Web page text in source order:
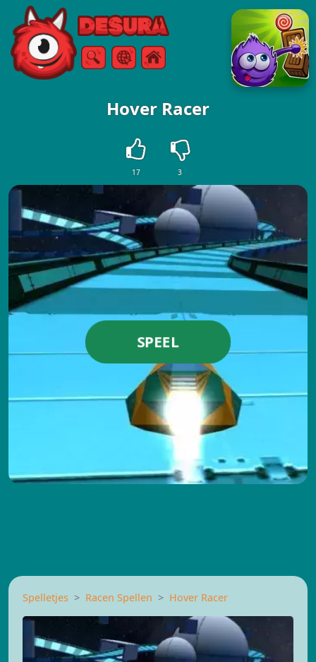
Free Online Games
ZoekenMenu
Hover Racer
17 3
SPEEL
Spelletjes Racen Spellen Hover Racer